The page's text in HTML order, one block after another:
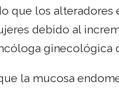
que los alteradores
debido al
ginecológica
la mucosa